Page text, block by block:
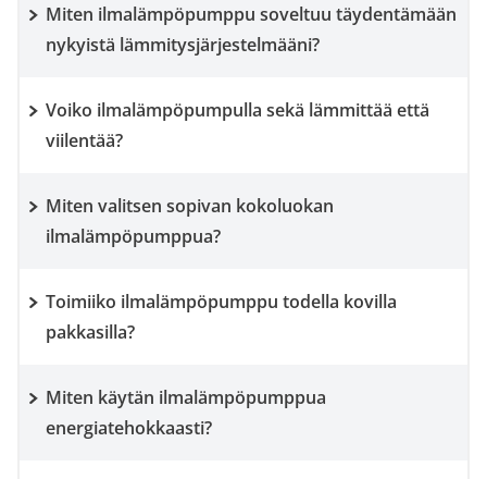
Miten ilmalämpöpumppu soveltuu täydentämään
nykyistä lämmitysjärjestelmääni?
Voiko ilmalämpöpumpulla sekä lämmittää että
viilentää?
Miten valitsen sopivan kokoluokan
ilmalämpöpumppua?
Toimiiko ilmalämpöpumppu todella kovilla
pakkasilla?
Miten käytän ilmalämpöpumppua
energiatehokkaasti?